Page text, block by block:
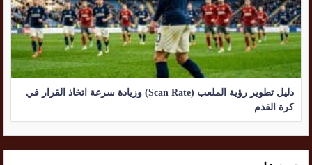
دليل تطوير رؤية الملعب (Scan Rate) وزيادة سرعة اتخاذ القرار في
كرة القدم